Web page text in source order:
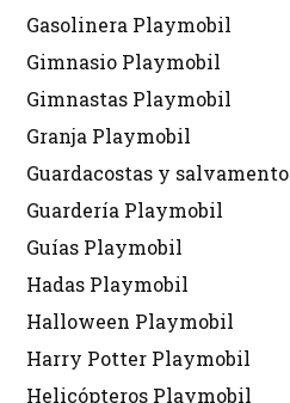
Gasolinera Playmobil
Gimnasio Playmobil
Gimnastas Playmobil
Granja Playmobil
Guardacostas y salvamento
Guardería Playmobil
Guías Playmobil
Hadas Playmobil
Halloween Playmobil
Harry Potter Playmobil
Helicópteros Playmobil